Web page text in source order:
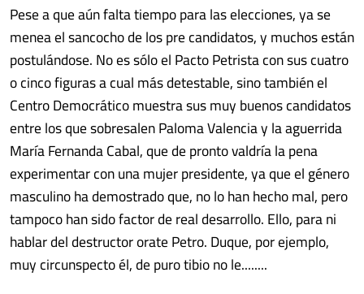
Pese a que aún falta tiempo para las elecciones, ya se
menea el sancocho de los pre candidatos, y muchos están
postulándose. No es sólo el Pacto Petrista con sus cuatro
o cinco figuras a cual más detestable, sino también el
Centro Democrático muestra sus muy buenos candidatos
entre los que sobresalen Paloma Valencia y la aguerrida
María Fernanda Cabal, que de pronto valdría la pena
experimentar con una mujer presidente, ya que el género
masculino ha demostrado que, no lo han hecho mal, pero
tampoco han sido factor de real desarrollo. Ello, para ni
hablar del destructor orate Petro. Duque, por ejemplo,
muy circunspecto él, de puro tibio no le........